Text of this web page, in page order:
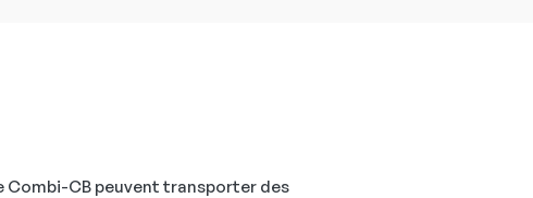
CB peuvent transporter des